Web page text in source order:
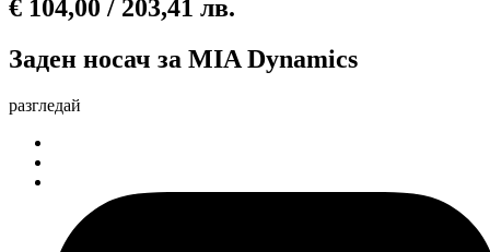
€ 104,00 / 203,41 лв.
Заден носач за MIA Dynamics
разгледай